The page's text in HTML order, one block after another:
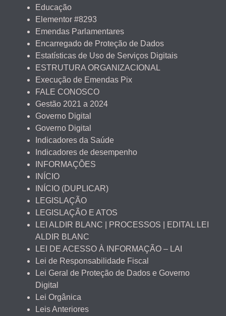
Educação
Elementor #8293
Emendas Parlamentares
Encarregado de Proteção de Dados
Estatísticas de Uso de Serviços Digitais
ESTRUTURA ORGANIZACIONAL
Execução de Emendas Pix
FALE CONOSCO
Gestão 2021 a 2024
Governo Digital
Governo Digital
Indicadores da Saúde
Indicadores de desempenho
INFORMAÇÕES
INÍCIO
INÍCIO (DUPLICAR)
LEGISLAÇÃO
LEGISLAÇÃO E ATOS
LEI ALDIR BLANC | PROCESSOS | EDITAL LEI
ALDIR BLANC
LEI DE ACESSO À INFORMAÇÃO – LAI
Lei de Responsabilidade Fiscal
Lei Geral de Proteção de Dados e Governo
Digital
Lei Orgânica
Leis Anteriores